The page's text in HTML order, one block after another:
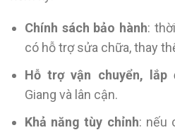
Chính sách bảo hành:
có hỗ trợ sửa chữa, thay
Hỗ trợ vận chuyển, lắp
Giang và lân cận.
Khả năng tùy chỉnh: nếu